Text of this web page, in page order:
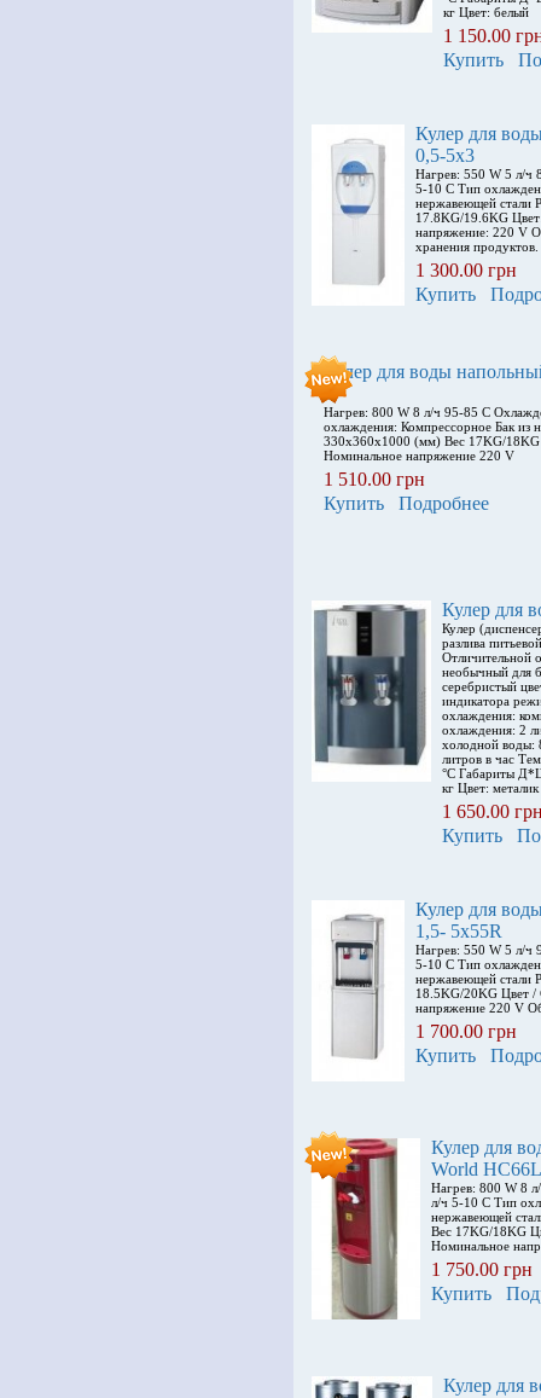
кг Цвет: белый
1 150.00
Купить
Кулер для
0,5-5x3
Нагрев: 550 W 5 л/ч
5-10 С Тип
нержавеющей стали
17.8KG/19.6KG
напряжение: 220 V
хранения продуктов.
1 300.00 грн
Купить
Кулер для воды
S
Нагрев: 800 W 8 л/ч 95-85 С
охлаждения: Компрессорное Бак из
330x360x1000 (мм) Вес 17KG/
Номинальное напряжение 220 V
1 510.00 грн
Купить
Подробнее
Кулер для
Кулер
разлива
Отличительной
необычный для
серебристый
индикатора
охлаждения:
охлаждения: 2
холодной воды:
литров в час
°С Габариты
кг Цвет: металик
1 650.00
Купить
Кулер для
1,5- 5x55R
Нагрев: 550 W 5 л/ч
5-10 С Тип
нержавеющей стали
18.5KG/20KG Цвет /
напряжение 220 V
1 700.00 грн
Купить
Кулер для
World
Нагрев: 800 W 8
л/ч 5-10 С Тип
нержавеющей
Вес 17KG/18KG
Номинальное
1 750.00 грн
Купить
Кулер для